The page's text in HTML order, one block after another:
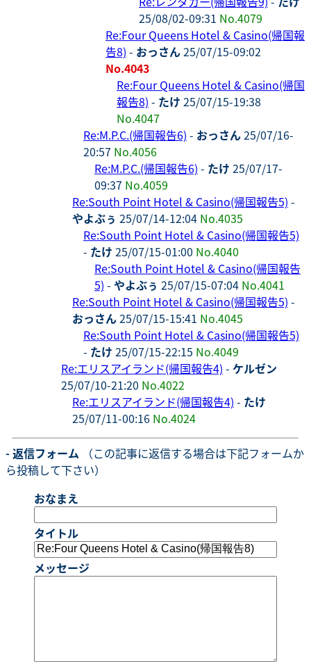
25/08/02-09:31 No.4079
Re:Four Queens Hotel & Casino(帰国報
告8) - おっさん25/07/15-09:02
No.4043
Re:Four Queens Hotel & Casino(帰国
報告8) - たけ 25/07/15-19:38
No.4047
Re:M.P.C.(帰国報告6) - おっさん25/07/16-
20:57 No.4056
Re:M.P.C.(帰国報告6) - たけ 25/07/17-
09:37 No.4059
Re:South Point Hotel & Casino(帰国報告5) -
やよぶぅ 25/07/14-12:04 No.4035
Re:South Point Hotel & Casino(帰国報告5)
- たけ 25/07/15-01:00 No.4040
Re:South Point Hotel & Casino(帰国報告
5) - やよぶぅ 25/07/15-07:04 No.4041
Re:South Point Hotel & Casino(帰国報告5) -
おっさん25/07/15-15:41 No.4045
Re:South Point Hotel & Casino(帰国報告5)
- たけ 25/07/15-22:15 No.4049
Re:エリスアイランド(帰国報告4) - ケルゼン
25/07/10-21:20 No.4022
Re:エリスアイランド(帰国報告4) - たけ
25/07/11-00:16 No.4024
- 返信フォーム （この記事に返信する場合は下記フォームか
ら投稿して下さい）
おなまえ
タイトル
メッセージ